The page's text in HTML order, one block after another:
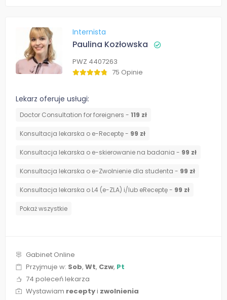
Internista
Paulina Kozłowska
PWZ 4407263
75 Opinie
Lekarz oferuje usługi:
Doctor Consultation for foreigners - 119 zł
Konsultacja lekarska o e-Receptę - 99 zł
Konsultacja lekarska o e-skierowanie na badania - 99 zł
Konsultacja lekarska o e-Zwolnienie dla studenta - 99 zł
Konsultacja lekarska o L4 (e-ZLA) i/lub eReceptę - 99 zł
Pokaż wszystkie
Gabinet Online
Przyjmuje w: Sob, Wt, Czw, Pt
74 poleceń lekarza
Wystawiam receptyi zwolnienia